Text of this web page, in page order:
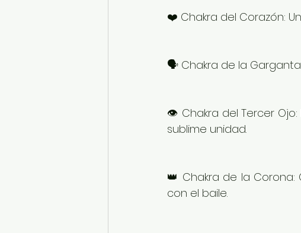
❤️ Chakra del Corazón:
🗣️ Chakra de la
👁️ Chakra del Tercer
sublime unidad.
👑 Chakra de la
con el baile.